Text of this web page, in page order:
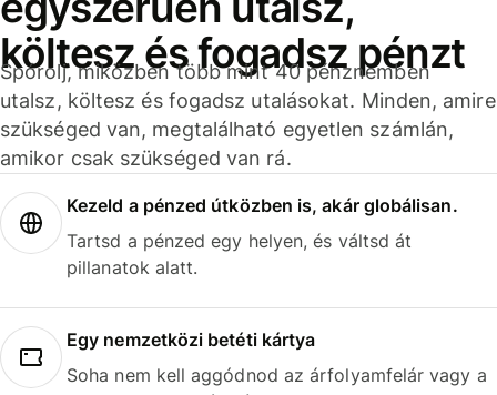
költesz és fogadsz pénzt
Spórolj, miközben több mint 40 pénznemben
utalsz, költesz és fogadsz utalásokat. Minden, amire
szükséged van, megtalálható egyetlen számlán,
amikor csak szükséged van rá.
Kezeld a pénzed útközben is, akár globálisan.
Tartsd a pénzed egy helyen, és váltsd át
pillanatok alatt.
Egy nemzetközi betéti kártya
Soha nem kell aggódnod az árfolyamfelár vagy a